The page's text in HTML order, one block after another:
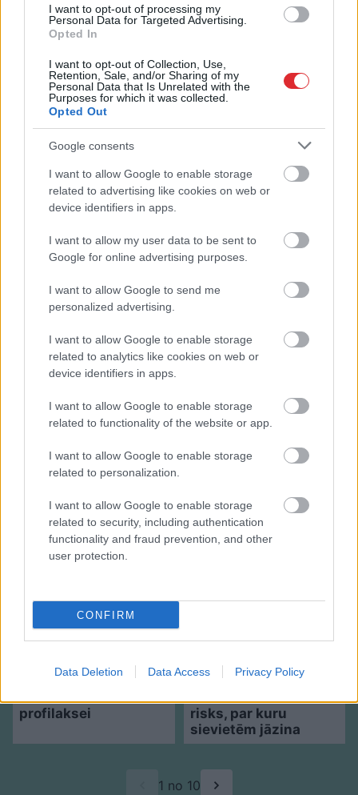
I want to opt-out of processing my
Personal Data for Targeted Advertising.
Opted In
I want to opt-out of Collection, Use,
Retention, Sale, and/or Sharing of my
Personal Data that Is Unrelated with the
Purposes for which it was collected.
Opted Out
Google consents
I want to allow Google to enable storage
related to advertising like cookies on web or
device identifiers in apps.
I want to allow my user data to be sent to
Google for online advertising purposes.
I want to allow Google to send me
personalized advertising.
I want to allow Google to enable storage
related to analytics like cookies on web or
device identifiers in apps.
I want to allow Google to enable storage
related to functionality of the website or app.
I want to allow Google to enable storage
related to personalization.
I want to allow Google to enable storage
related to security, including authentication
functionality and fraud prevention, and other
user protection.
CONFIRM
Data Deletion Data Access Privacy Policy
Sekas var būt daudz nopietnākas par
sadegušām noliktavām
Devās pārgājienā, bet no tā neatgriezās…
Atklājas jaunas detaļas par Klāsa Vāveres
pēdējām dzīves dienām
Viņu skatiens “izurbjas” citiem cauri: 3
par biedējošiem
Lasīt citas ziņas
Speciālisti konsultē: Rudens vīrusi, klepus
profilakse un ārstēšanas iespējas
padomi
mentālās veselības
profilaksei
Menopauzeun sirds
veselība – klusais
risks, par kuru
sievietēm jāzina
1 no 10
Atcelt Ziņot